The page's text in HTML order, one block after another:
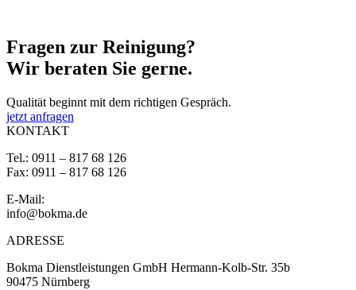
Fragen zur Reinigung?
Wir beraten Sie gerne.
Qualität beginnt mit dem richtigen Gespräch.
jetzt anfragen
KONTAKT
Tel.: 0911 – 817 68 126
Fax: 0911 – 817 68 126
E-Mail:
info@bokma.de
ADRESSE
Bokma Dienstleistungen GmbH Hermann-Kolb-Str. 35b
90475 Nürnberg